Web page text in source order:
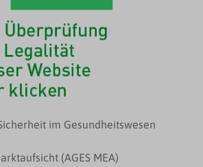
im Gesundheitswesen
(AGES MEA)